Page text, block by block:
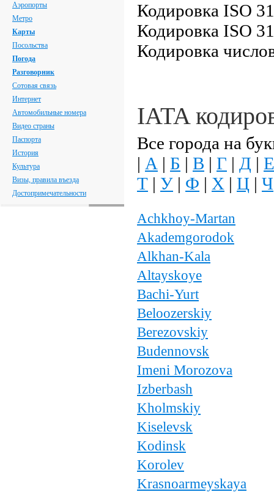
Аэропорты
Метро
Карты
Посольства
Погода
Разговорник
Сотовая связь
Интернет
Автомобильные номера
Видео страны
Паспорта
История
Культура
Визы, правила въезда
Достопримечательности
Кодировка ISO
Кодировка ISO
Кодировка
IATA
Все города на
| А | Б | В | Г | Д | Е
Т | У | Ф | Х | Ц | Ч
Achkhoy-Martan
Akademgorodok
Alkhan-Kala
Altayskoye
Bachi-Yurt
Beloozerskiy
Berezovskiy
Budennovsk
Imeni Morozova
Izberbash
Kholmskiy
Kiselevsk
Kodinsk
Korolev
Krasnoarmeyskaya